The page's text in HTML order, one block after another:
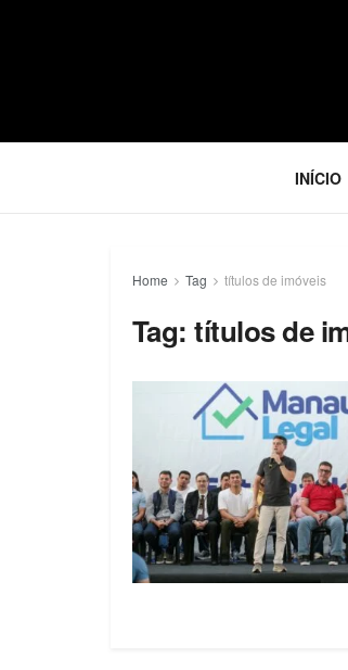
INÍCIO
Home Tag títulos de imóveis
Tag:títulos de